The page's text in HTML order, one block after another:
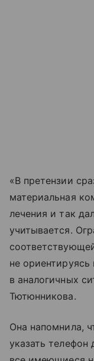
«В претензии
материальная
лечения и так
учитывается.
не
в аналогичных
Тютюнникова.
Она напомнила,
указать телефон